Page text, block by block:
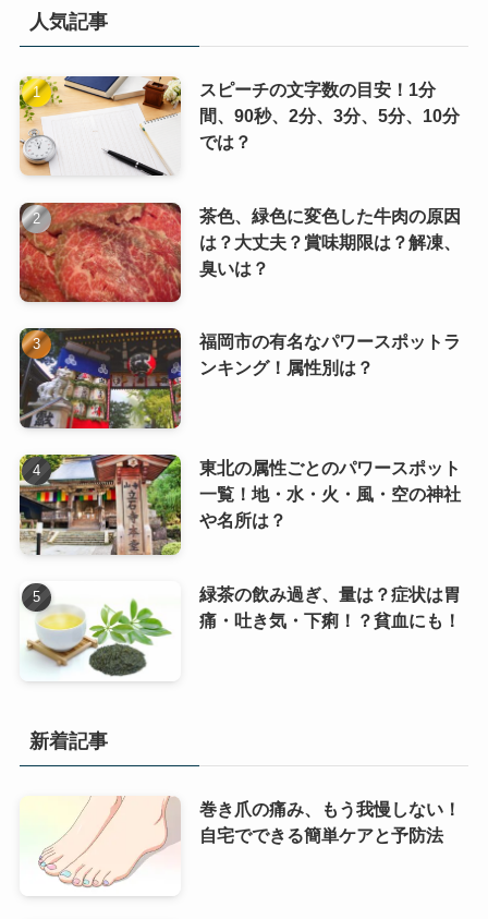
人気記事
スピーチの文字数の目安！1分
間、90秒、2分、3分、5分、10分
では？
茶色、緑色に変色した牛肉の原因
は？大丈夫？賞味期限は？解凍、
臭いは？
福岡市の有名なパワースポットラ
ンキング！属性別は？
東北の属性ごとのパワースポット
一覧！地・水・火・風・空の神社
や名所は？
緑茶の飲み過ぎ、量は？症状は胃
痛・吐き気・下痢！？貧血にも！
新着記事
巻き爪の痛み、もう我慢しない！
自宅でできる簡単ケアと予防法